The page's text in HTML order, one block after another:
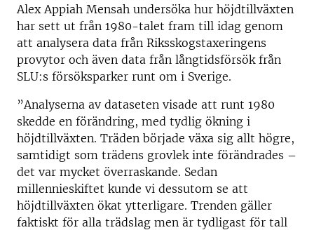
Alex Appiah Mensah undersöka hur höjdtillväxten
har sett ut från 1980-talet fram till idag genom
att analysera data från Riksskogstaxeringens
provytor och även data från långtidsförsök från
SLU:s försöksparker runt om i Sverige.
”Analyserna av dataseten visade att runt 1980
skedde en förändring, med tydlig ökning i
höjdtillväxten. Träden började växa sig allt högre,
samtidigt som trädens grovlek inte förändrades –
det var mycket överraskande. Sedan
millennieskiftet kunde vi dessutom se att
höjdtillväxten ökat ytterligare. Trenden gäller
faktiskt för alla trädslag men är tydligast för tall